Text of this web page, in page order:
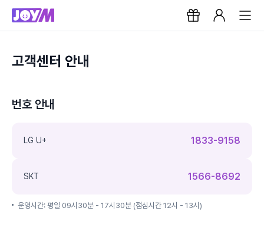
고객센터 안내
번호 안내
LG U+ 1833-9158
SKT 1566-8692
운영시간: 평일 09시30분 - 17시30분 (점심시간 12시 - 13시)